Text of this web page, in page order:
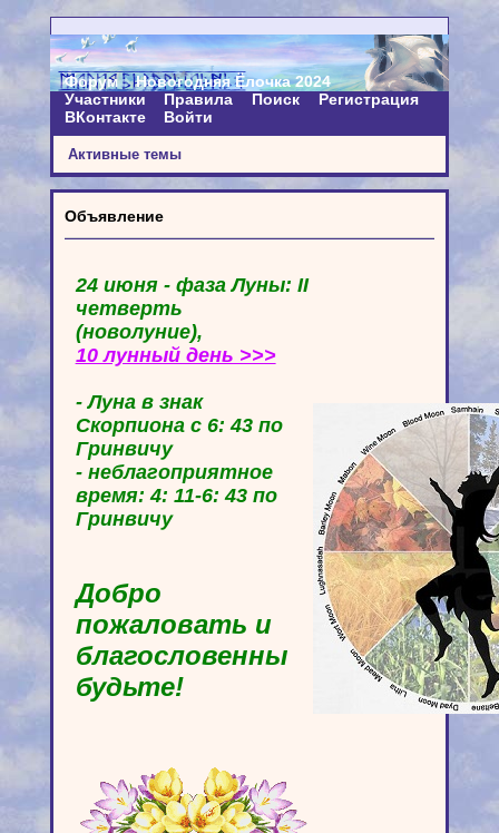
Форум
Новогодняя Ёлочка 2024
Участники
Правила Поиск
Регистрация
ВКонтакте
Войти
Активные темы
Объявление
24 июня - фаза Луны: II
четверть
(новолуние),
10 лунный день >>>
- Луна в знак
Скорпиона с 6: 43 по
Гринвичу
- неблагоприятное
время: 4: 11-6: 43 по
Гринвичу
Добро
пожаловать и
благословенны
будьте!